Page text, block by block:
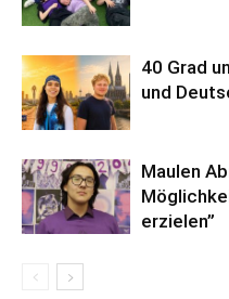
40 Grad
und
Maulen
erzielen”